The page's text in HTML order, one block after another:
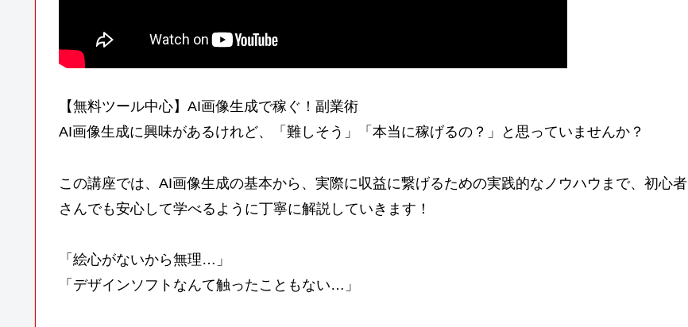
【無料ツール中心】AI画像生成で稼ぐ！副業術
AI画像生成に興味があるけれど、「難しそう」「本当に稼げるの？」と思っていませんか？
この講座では、AI画像生成の基本から、実際に収益に繋げるための実践的なノウハウまで、初心者
さんでも安心して学べるように丁寧に解説していきます！
「絵心がないから無理…」
「デザインソフトなんて触ったこともない…」